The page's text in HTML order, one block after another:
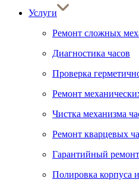
Услуги
Ремонт сложных
Диагностика часов
Проверка
Ремонт
Чистка механизма
Ремонт кварцевых
Гарантийный ремонт
Полировка корпуса